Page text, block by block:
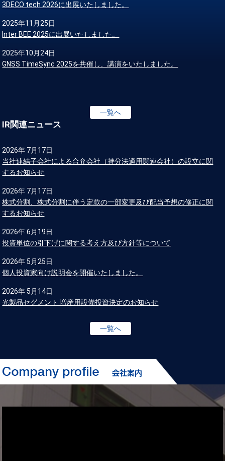
3DECO tech 2026に出展いたしました。
2025年11月25日
Inter BEE 2025に出展いたしました。
2025年10月24日
GNSS TimeSync 2025を共催し、講演をいたしました。
一覧へ
IR関連ニュース
2026年 7月17日
当社連結子会社による合弁会社（持分法適用関連会社）の設立に関
するお知らせ
2026年 7月17日
株式分割、株式分割に伴う定款の一部変更及び配当予想の修正に関
するお知らせ
2026年 6月19日
投資単位の引下げに関する考え方及び方針等について
2026年 5月25日
個人投資家向け説明会を開催いたしました。
2026年 5月14日
光製品セグメント 増産用設備投資決定のお知らせ
一覧へ